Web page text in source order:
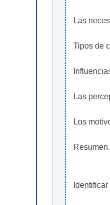
Las
Tipos de
Las
Los
Resumen.